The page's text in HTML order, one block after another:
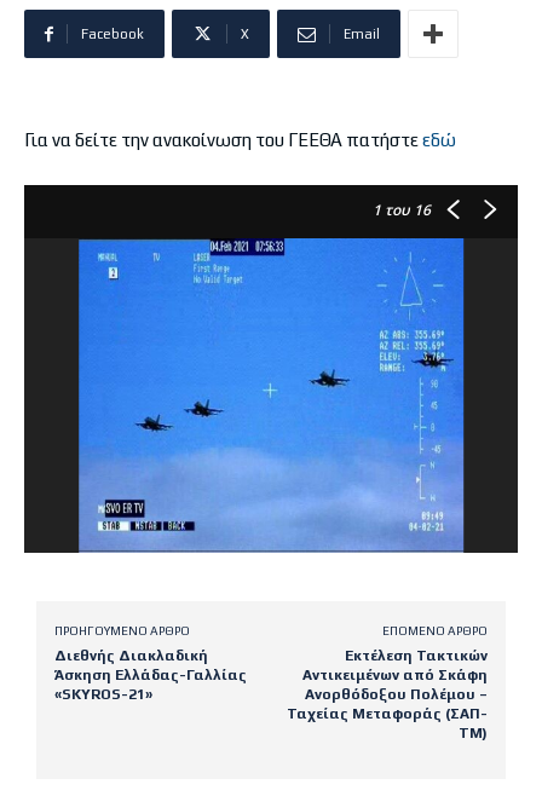
Facebook X Email
Για να δείτε την ανακοίνωση του ΓΕΕΘΑ πατήστεεδώ
1 του 16
ΠΡΟΗΓΟΎΜΕΝΟ ΆΡΘΡΟ
Διεθνής Διακλαδική
Άσκηση Ελλάδας-Γαλλίας
«SKYROS-21»
ΕΠΌΜΕΝΟ ΆΡΘΡΟ
Εκτέλεση Τακτικών
Αντικειμένων από Σκάφη
Ανορθόδοξου Πολέμου –
Ταχείας Μεταφοράς (ΣΑΠ-
ΤΜ)